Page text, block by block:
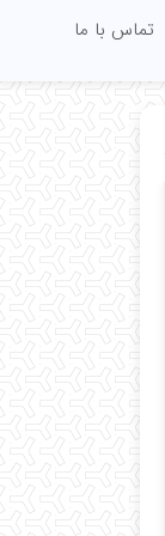
تماس با ما